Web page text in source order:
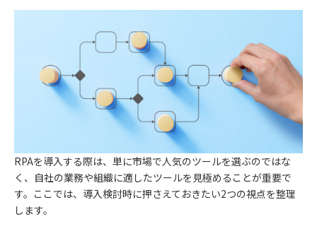
RPAを導入する際は、単に市場で人気のツールを選ぶのではな
く、自社の業務や組織に適したツールを見極めることが重要で
す。ここでは、導入検討時に押さえておきたい2つの視点を整理
します。